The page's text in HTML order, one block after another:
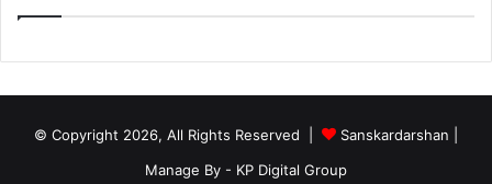
© Copyright 2026, All Rights Reserved | Sanskardarshan
Manage By - KP Digital Group